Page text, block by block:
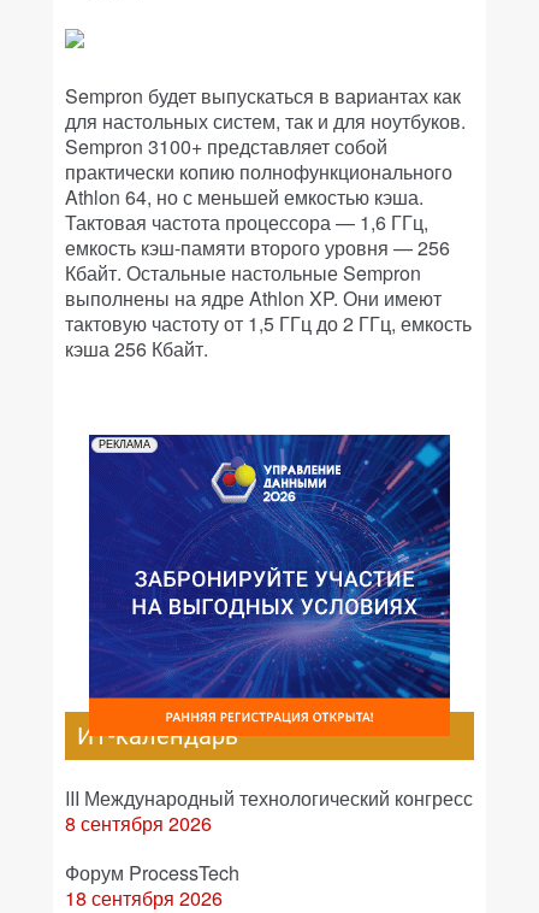
Sempron будет выпускаться в вариантах как
для настольных систем, так и для ноутбуков.
Sempron 3100+ представляет собой
практически копию полнофункционального
Athlon 64, но с меньшей емкостью кэша.
Тактовая частота процессора — 1,6 ГГц,
емкость кэш-памяти второго уровня — 256
Кбайт. Остальные настольные Sempron
выполнены на ядре Athlon XP. Они имеют
тактовую частоту от 1,5 ГГц до 2 ГГц, емкость
кэша 256 Кбайт.
РЕКЛАМА
ИТ-календарь
III Международный технологический конгресс
8 сентября 2026
Форум ProcessTech
18 сентября 2026